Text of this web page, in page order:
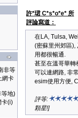
等地)
卡(i)
許*珺 C*s*o*e* 所
評論寫道：
在LA, Tulsa,
(密蘇里州郊區),
用都很暢通.
甚至在溫哥華轉
可以連網路, 非
esim使用方便,
評等:
顆星!]